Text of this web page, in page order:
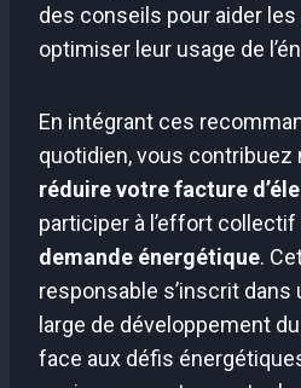
des conseils pour aider
optimiser leur usage de
En intégrant ces
quotidien, vous contribuez
réduire votre facture
participer à l’effort collectif
demande énergétique.
responsable s’inscrit
large de développement
face aux défis